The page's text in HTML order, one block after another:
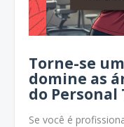
Torne-se
domine as
do
Se você é